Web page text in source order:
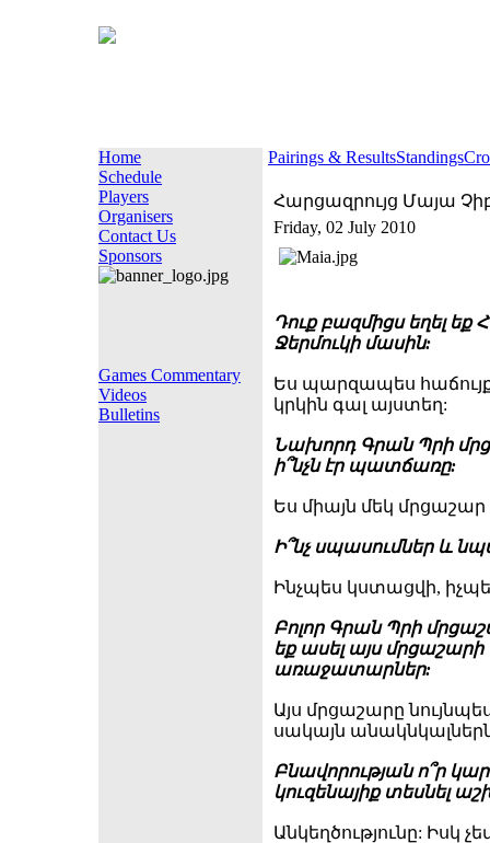
Home
Schedule
Players
Organisers
Contact Us
Sponsors
Games Commentary
Videos
Bulletins
Pairings & ResultsStandings
Հարցազրույց Մայա
Friday, 02 July 2010
Դուք բազմիցս եղել
Ջերմուկի մասին:
Ես պարզապես
կրկին գալ այստեղ:
Նախորդ Գրան Պրի
ի՞նչն էր պատճառը:
Ես միայն մեկ
Ի՞նչ սպասումներ և
Ինչպես կստացվի,
Բոլոր Գրան Պրի
եք ասել այս
առաջատարներ:
Այս մրցաշարը
սակայն
Բնավորության ո՞ր
կուզենայիք տեսնել
Անկեղծությունը: Իսկ